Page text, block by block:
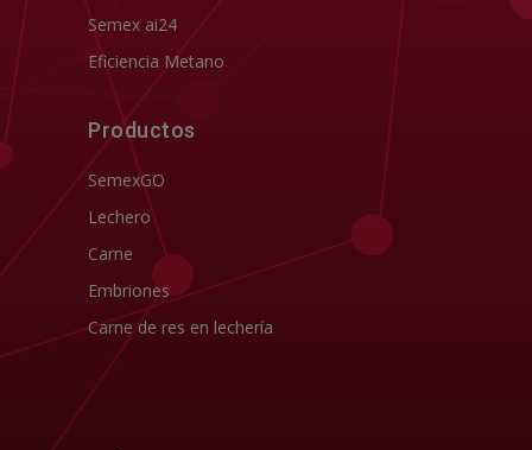
Semex ai24
Eficiencia Metano
Productos
SemexGO
Lechero
Carne
Embriones
Carne de res en lechería